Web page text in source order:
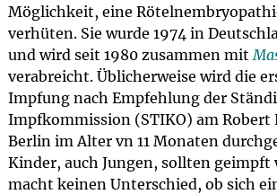
Möglichkeit, eine
verhüten. Sie wurde 1974 in
und wird seit 1980 zusammen mit
verabreicht. Üblicherweise wird die
Impfung nach Empfehlung der
Impfkommission (STIKO) am
Berlin im Alter vn 11 Monaten
Kinder, auch Jungen, sollten geimpft
macht keinen Unterschied, ob sich